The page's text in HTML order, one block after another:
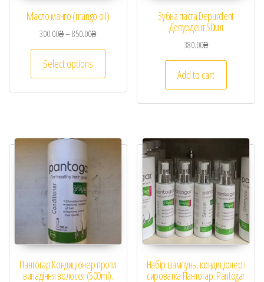
Масло манго (mango oil)
300.00₴–850.00₴
Select options
Зубна паста Depurdent
Депурдент 50мл
380.00₴
Add to cart
Пантогар Кондиціонер проти
випадіння волосся (500ml).
Набір шампунь, кондиціонер і
сироватка Пантогар. Pantogar